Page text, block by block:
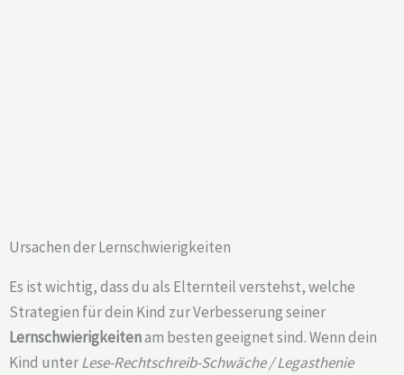
Ursachen der Lernschwierigkeiten
Es ist wichtig, dass du als Elternteil verstehst, welche
Strategien für dein Kind zur Verbesserung seiner
Lernschwierigkeitenam besten geeignet sind. Wenn dein
Kind unterLese-Rechtschreib-Schwäche / Legasthenie